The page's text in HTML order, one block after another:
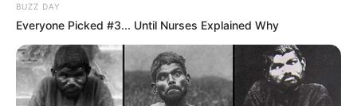
BUZZ DAY
Everyone Picked #3... Until Nurses Explained Why